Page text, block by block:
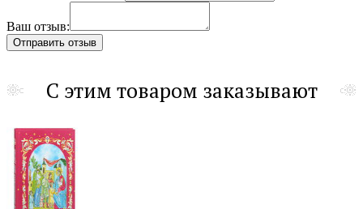
Ваш отзыв:
С этим товаром заказывают